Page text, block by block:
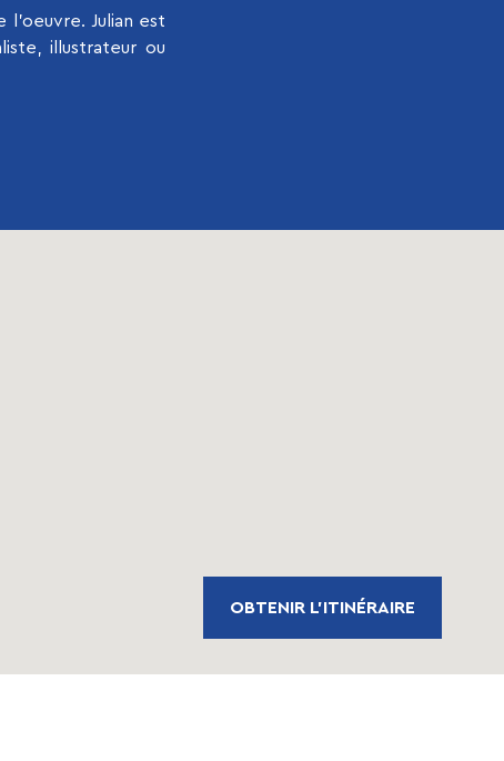
Julian est
illustrateur ou
OBTENIR L'ITINÉRAIRE